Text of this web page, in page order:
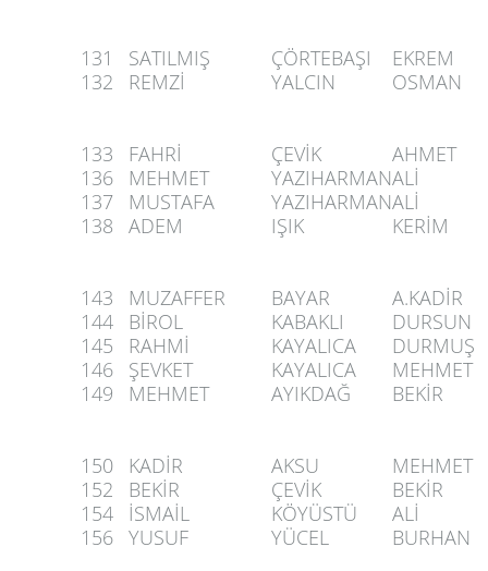
131 SATILMIŞ ÇÖRTEBAŞI
EKREM
132
REMZİ YALCIN OSMAN
133 FAHRİ ÇEVİK
AHMET
136
MEHMET YAZIHARMANALİ
137
MUSTAFA YAZIHARMANALİ
138
ADEM IŞIK KERİM
143 MUZAFFER BAYAR
A.KADİR
144
BİROL KABAKLI
DURSUN
145
RAHMİ KAYALICA
DURMUŞ
146
ŞEVKET KAYALICA
MEHMET
149
MEHMET AYIKDAĞ BEKİR
150 KADİR AKSU
MEHMET
152
BEKİR ÇEVİK
BEKİR
154
İSMAİL KÖYÜSTÜ
ALİ
156 YUSUF YÜCEL
BURHAN